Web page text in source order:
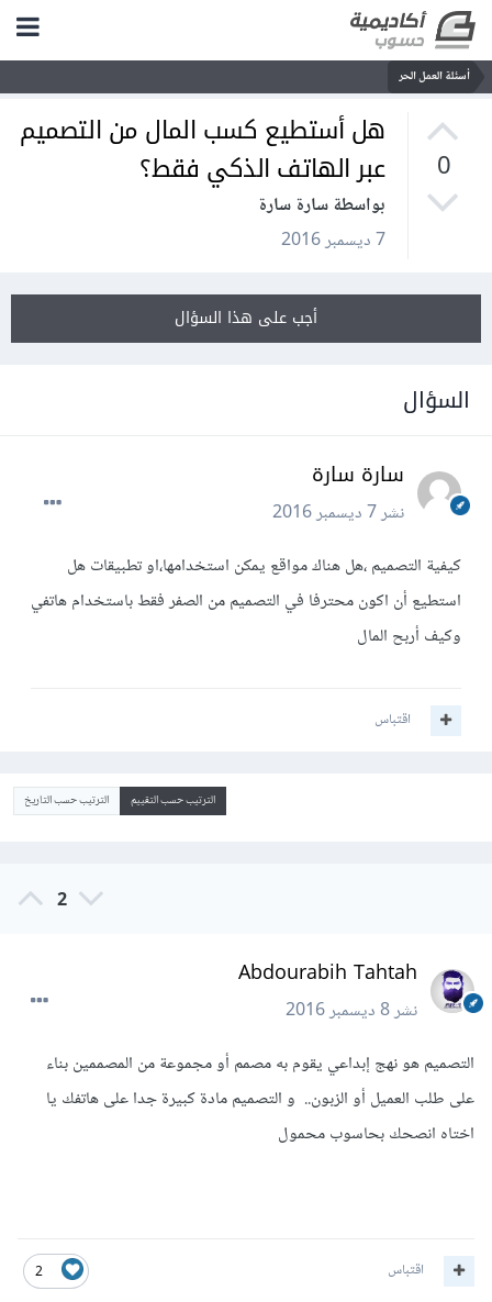
أسئلة العمل الحر
0
هل أستطيع كسب المال من التصميم
عبر الهاتف الذكي فقط؟
بواسطة سارة سارة
7 ديسمبر 2016
أجب على هذا السؤال
السؤال
سارة سارة
نشر7 ديسمبر 2016
كيفية التصميم ،هل هناك مواقع يمكن استخدامها،او تطبيقات هل
استطيع أن اكون محترفا في التصميم من الصفر فقط باستخدام هاتفي
وكيف أربح المال
اقتباس
الترتيب حسب التقييم الترتيب حسب التاريخ
2
Abdourabih Tahtah
نشر8 ديسمبر 2016
التصميم هو نهج إبداعي يقوم به مصمم أو مجموعة من المصممين بناء
على طلب العميل أو الزبون.. و التصميم مادة كبيرة جدا على هاتفك يا
اختاه انصحك بحاسوب محمول
2 اقتباس